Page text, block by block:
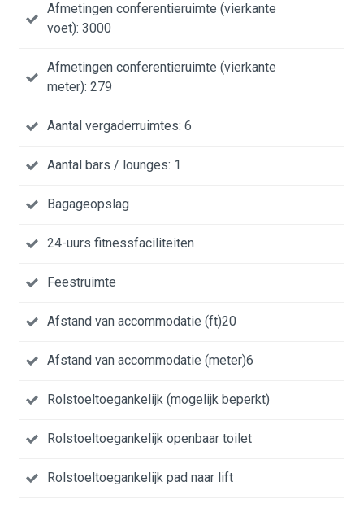
Afmetingen conferentieruimte (vierkante
voet): 3000
Afmetingen conferentieruimte (vierkante
meter): 279
Aantal vergaderruimtes: 6
Aantal bars / lounges: 1
Bagageopslag
24-uurs fitnessfaciliteiten
Feestruimte
Afstand van accommodatie (ft)20
Afstand van accommodatie (meter)6
Rolstoeltoegankelijk (mogelijk beperkt)
Rolstoeltoegankelijk openbaar toilet
Rolstoeltoegankelijk pad naar lift